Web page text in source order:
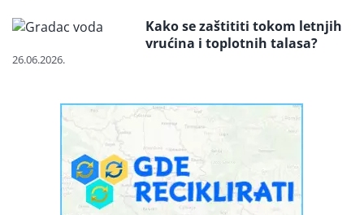
Kako se zaštititi tokom letnjih
vrućina i toplotnih talasa?
26.06.2026.